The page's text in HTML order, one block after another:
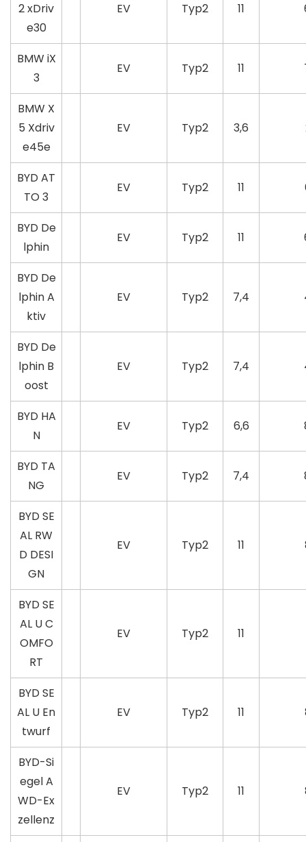
2 xDriv
e30
EV Typ2 11
BMW iX
3
EV Typ2 11
BMW X
5 Xdriv
e45e
EV Typ2 3,6
BYD AT
TO 3
EV Typ2 11
BYD De
lphin
EV Typ2 11
BYD De
lphin A
ktiv
EV Typ2 7,4
BYD De
lphin B
oost
EV Typ2 7,4
BYD HA
N
EV Typ2 6,6
BYD TA
NG
EV Typ2 7,4
BYD SE
AL RW
D DESI
GN
EV Typ2 11
BYD SE
AL U C
OMFO
RT
EV Typ2 11
BYD SE
AL U En
twurf
EV Typ2 11
BYD-Si
egel A
WD-Ex
zellenz
EV Typ2 11